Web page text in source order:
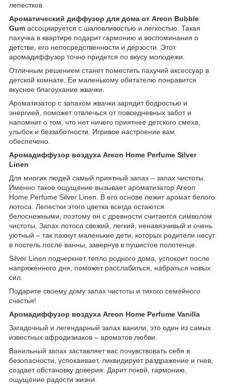
лепестков.
Ароматический диффузор для дома от Areon Bubble
Gum ассоциируется с шаловливостью и легкостью. Такая
пахучка в квартире подарит гармонию и воспоминания о
детстве, его непосредственности и дерзости. Этот
аромадиффузор точно придется по вкусу молодежи.
Отличным решением станет поместить пахучий аксессуар в
детской комнате. Ее маленькому обитателю понравится
вкусное благоухание жвачки.
Ароматизатор с запахом жвачки зарядит бодростью и
энергией, поможет отвлечься от повседневных забот и
напомнит о том, что нет ничего приятнее детского смеха,
улыбок и беззаботности. Игривое настроение вам
обеспечено.
Аромадиффузор воздуха Areon Home Perfume Silver
Linen
Для многих людей самый приятный запах – запах чистоты.
Именно такое ощущение вызывает ароматизатор Areon
Home Perfume Silver Linen. В его основе лежит аромат белого
лотоса. Лепестки этого цветка всегда остаются
белоснежными, поэтому он с древности считается символом
чистоты. Запах лотоса свежий, легкий, ненавязчивый и очень
уютный – так пахнут маленькие дети, которых родители несут
в постель после ванны, завернув в пушистое полотенце.
Silver Linen подчеркнет тепло родного дома, успокоит после
напряженного дня, поможет расслабиться, набраться новых
сил.
Подарите своему дому запах чистоты и тихого семейного
счастья!
Аромадиффузор воздуха Areon Home Perfume Vanilla
Загадочный и легендарный запах ванили, это один из самых
известных афродизиаков – ароматов любви.
Ванильный запах заставляет вас почувствовать себя в
безопасности, успокаивает, ликвидирует раздражение и гнев,
создает обстановку доверия. Дарит покой, гармонию,
ощущение радости жизни.